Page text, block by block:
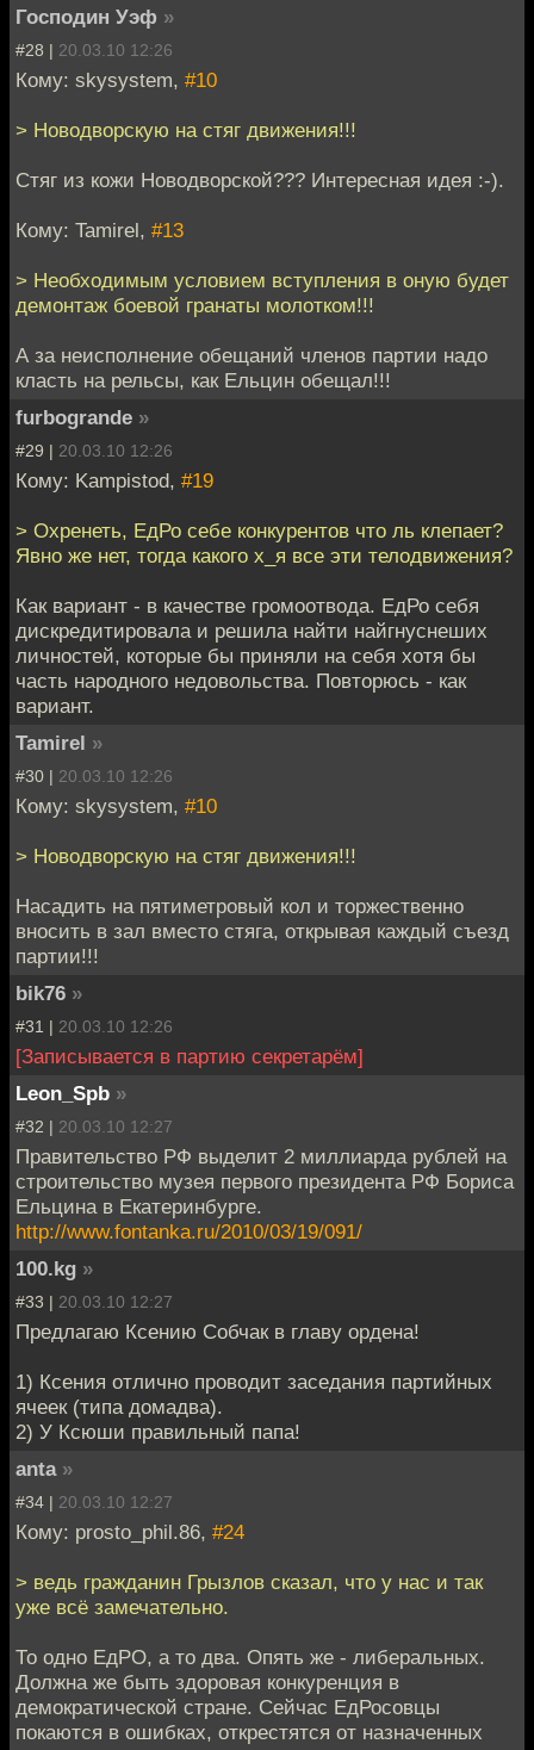
Господин Уэф »
#28 | 20.03.10 12:26
Кому: skysystem, #10
> Новодворскую на стяг движения!!!
Стяг из кожи Новодворской??? Интересная идея :-).
Кому: Tamirel, #13
> Необходимым условием вступления в оную будет
демонтаж боевой гранаты молотком!!!
А за неисполнение обещаний членов партии надо
класть на рельсы, как Ельцин обещал!!!
furbogrande »
#29 | 20.03.10 12:26
Кому: Kampistod, #19
> Охренеть, ЕдРо себе конкурентов что ль клепает?
Явно же нет, тогда какого х_я все эти телодвижения?
Как вариант - в качестве громоотвода. ЕдРо себя
дискредитировала и решила найти найгнуснеших
личностей, которые бы приняли на себя хотя бы
часть народного недовольства. Повторюсь - как
вариант.
Tamirel »
#30 | 20.03.10 12:26
Кому: skysystem, #10
> Новодворскую на стяг движения!!!
Насадить на пятиметровый кол и торжественно
вносить в зал вместо стяга, открывая каждый съезд
партии!!!
bik76 »
#31 | 20.03.10 12:26
[Записывается в партию секретарём]
Leon_Spb »
#32 | 20.03.10 12:27
Правительство РФ выделит 2 миллиарда рублей на
строительство музея первого президента РФ Бориса
Ельцина в Екатеринбурге.
http://www.fontanka.ru/2010/03/19/091/
100.kg »
#33 | 20.03.10 12:27
Предлагаю Ксению Собчак в главу ордена!
1) Ксения отлично проводит заседания партийных
ячеек (типа домадва).
2) У Ксюши правильный папа!
anta »
#34 | 20.03.10 12:27
Кому: prosto_phil.86, #24
> ведь гражданин Грызлов сказал, что у нас и так
уже всё замечательно.
То одно ЕдРО, а то два. Опять же - либеральных.
Должна же быть здоровая конкуренция в
демократической стране. Сейчас ЕдРосовцы
покаются в ошибках, открестятся от назначенных